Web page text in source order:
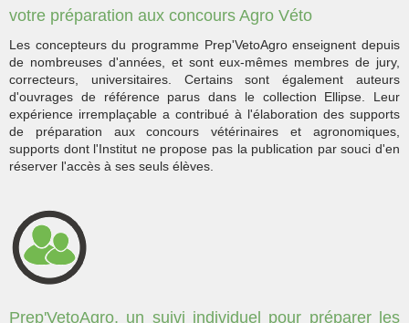
votre préparation aux concours Agro Véto
Les concepteurs du programme Prep'VetoAgro enseignent depuis
de nombreuses d'années, et sont eux-mêmes membres de jury,
correcteurs, universitaires. Certains sont également auteurs
d'ouvrages de référence parus dans le collection Ellipse. Leur
expérience irremplaçable a contribué à l'élaboration des supports
de préparation aux concours vétérinaires et agronomiques,
supports dont l'Institut ne propose pas la publication par souci d'en
réserver l'accès à ses seuls élèves.
Prep'VetoAgro, un suivi individuel pour préparer les